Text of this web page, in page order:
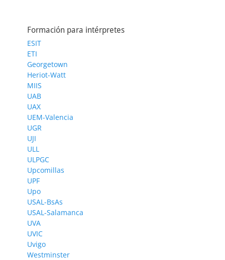
Formación para intérpretes
ESIT
ETI
Georgetown
Heriot-Watt
MIIS
UAB
UAX
UEM-Valencia
UGR
UJI
ULL
ULPGC
Upcomillas
UPF
Upo
USAL-BsAs
USAL-Salamanca
UVA
UVIC
Uvigo
Westminster